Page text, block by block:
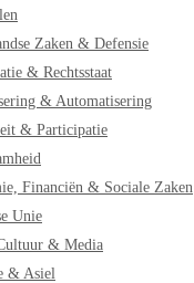
Zaken & Defensie
& Rechtsstaat
& Automatisering
& Participatie
Financiën & Sociale Zaken
Unie
& Media
& Asiel